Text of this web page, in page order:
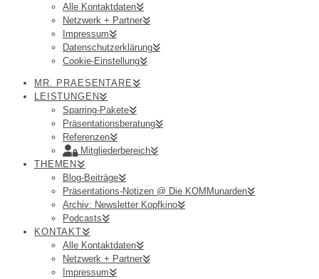
Alle Kontaktdaten
Netzwerk + Partner
Impressum
Datenschutzerklärung
Cookie-Einstellung
MR. PRAESENTARE
LEISTUNGEN
Sparring-Pakete
Präsentationsberatung
Referenzen
Mitgliederbereich
THEMEN
Blog-Beiträge
Präsentations-Notizen @ Die KOMMunarden
Archiv: Newsletter Kopfkino
Podcasts
KONTAKT
Alle Kontaktdaten
Netzwerk + Partner
Impressum